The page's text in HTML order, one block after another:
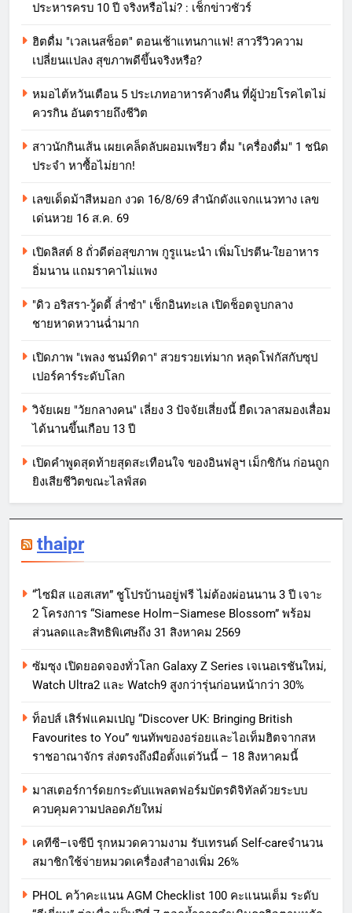
ประหารครบ 10 ปี จริงหรือไม่? : เช็กข่าวชัวร์
ฮิตดื่ม "เวลเนสช็อต" ตอนเช้าแทนกาแฟ! สาวรีวิวความ
เปลี่ยนแปลง สุขภาพดีขึ้นจริงหรือ?
หมอไต้หวันเตือน 5 ประเภทอาหารค้างคืน ที่ผู้ป่วยโรคไตไม่
ควรกิน อันตรายถึงชีวิต
สาวนักกินเส้น เผยเคล็ดลับผอมเพรียว ดื่ม "เครื่องดื่ม" 1 ชนิด
ประจำ หาซื้อไม่ยาก!
เลขเด็ดม้าสีหมอก งวด 16/8/69 สำนักดังแจกแนวทาง เลข
เด่นหวย 16 ส.ค. 69
เปิดลิสต์ 8 ถั่วดีต่อสุขภาพ กูรูแนะนำ เพิ่มโปรตีน-ใยอาหาร
อิ่มนาน แถมราคาไม่แพง
"ดิว อริสรา-วู้ดดี้ ล่ำซำ" เช็กอินทะเล เปิดช็อตจูบกลาง
ชายหาดหวานฉ่ำมาก
เปิดภาพ "เพลง ชนม์ทิดา" สวยรวยเท่มาก หลุดโฟกัสกับซุป
เปอร์คาร์ระดับโลก
วิจัยเผย "วัยกลางคน" เลี่ยง 3 ปัจจัยเสี่ยงนี้ ยืดเวลาสมองเสื่อม
ได้นานขึ้นเกือบ 13 ปี
เปิดคำพูดสุดท้ายสุดสะเทือนใจ ของอินฟลูฯ เม็กซิกัน ก่อนถูก
ยิงเสียชีวิตขณะไลฟ์สด
thaipr
“ไซมิส แอสเสท” ชูโปรบ้านอยู่ฟรี ไม่ต้องผ่อนนาน 3 ปี เจาะ
2 โครงการ “Siamese Holm–Siamese Blossom” พร้อม
ส่วนลดและสิทธิพิเศษถึง 31 สิงหาคม 2569
ซัมซุง เปิดยอดจองทั่วโลก Galaxy Z Series เจเนอเรชันใหม่,
Watch Ultra2 และ Watch9 สูงกว่ารุ่นก่อนหน้ากว่า 30%
ท็อปส์ เสิร์ฟแคมเปญ “Discover UK: Bringing British
Favourites to You” ขนทัพของอร่อยและไอเท็มฮิตจากสห
ราชอาณาจักร ส่งตรงถึงมือตั้งแต่วันนี้ – 18 สิงหาคมนี้
มาสเตอร์การ์ดยกระดับแพลตฟอร์มบัตรดิจิทัลด้วยระบบ
ควบคุมความปลอดภัยใหม่
เคทีซี–เจซีบี รุกหมวดความงาม รับเทรนด์ Self-careจำนวน
สมาชิกใช้จ่ายหมวดเครื่องสำอางเพิ่ม 26%
PHOL คว้าคะแนน AGM Checklist 100 คะแนนเต็ม ระดับ